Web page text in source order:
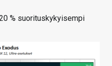
% suorituskykyisempi